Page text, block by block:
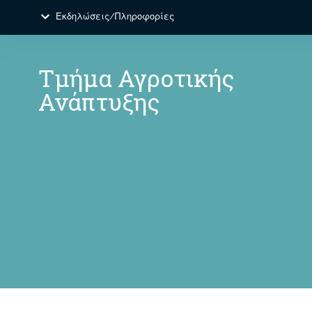
Εκδηλώσεις/Πληροφορίες
Τμήμα Αγροτικής
Ανάπτυξης